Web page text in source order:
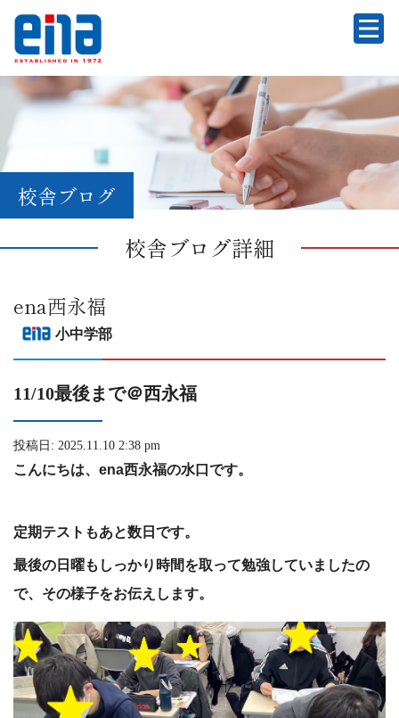
校舎ブログ
校舎ブログ詳細
ena西永福
小中学部
11/10最後まで＠西永福
投稿日: 2025.11.10 2:38 pm
こんにちは、ena西永福の水口です。
定期テストもあと数日です。
最後の日曜もしっかり時間を取って勉強していましたの
で、その様子をお伝えします。